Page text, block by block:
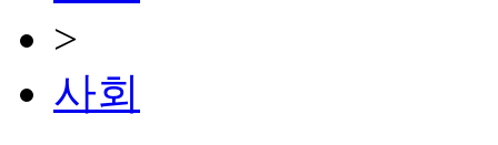
>
사회